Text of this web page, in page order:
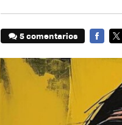
5 comentarios